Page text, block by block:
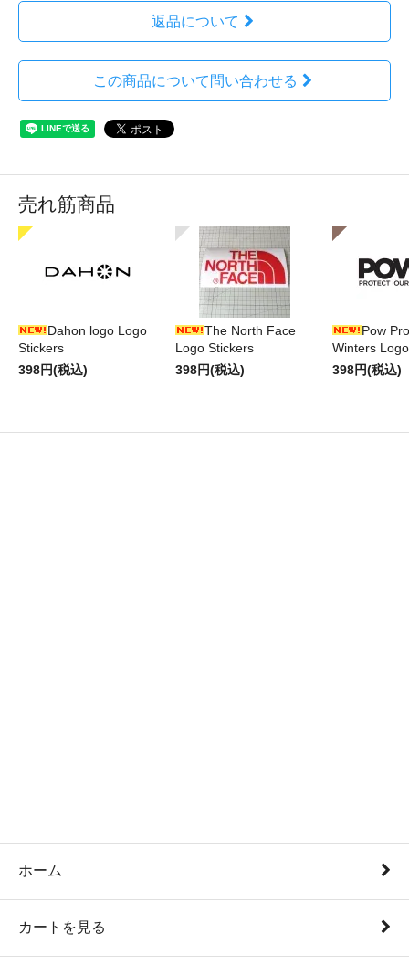
返品について
この商品について問い合わせる
売れ筋商品
Dahon logo Logo
Stickers
398円(税込)
The North Face
Logo Stickers
398円(税込)
Pow
Winters
398円(税込)
ホーム
カートを見る